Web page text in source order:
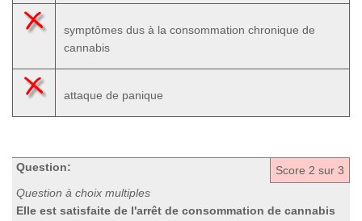
symptômes dus à la consommation chronique de
cannabis
attaque de panique
Score 2 sur 3
Question:
Question à choix multiples
Elle est satisfaite de l'arrêt de consommation de cannabis